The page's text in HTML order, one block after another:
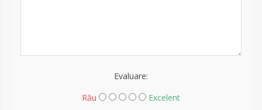
Evaluare:
Rău
Excelent